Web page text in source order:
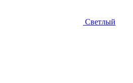
Светлый